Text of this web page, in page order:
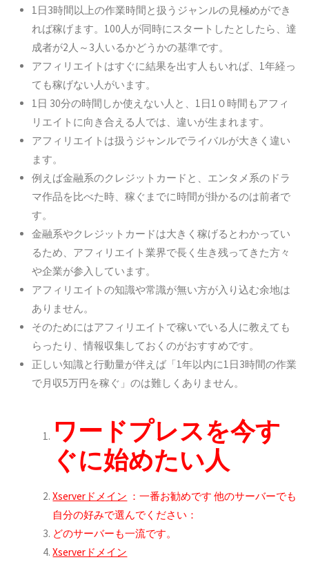
1日3時間以上の作業時間と扱うジャンルの見極めができ
れば稼げます。 100人が同時にスタートしたとしたら、達
成者が2人～3人いるかどうかの基準です。
アフィリエイトはすぐに結果を出す人もいれば、1年経っ
ても稼げない人がいます。
1日 30分の時間しか使えない人と、1日1０時間もアフィ
リエイトに向き合える人では、違いが生まれます。
アフィリエイトは扱うジャンルでライバルが大きく違い
ます。
例えば金融系のクレジットカードと、エンタメ系のドラ
マ作品を比べた時、稼ぐまでに時間が掛かるのは前者で
す。
金融系やクレジットカードは大きく稼げるとわかってい
るため、アフィリエイト業界で長く生き残ってきた方々
や企業が参入しています。
アフィリエイトの知識や常識が無い方が入り込む余地は
ありません。
そのためにはアフィリエイトで稼いでいる人に教えても
らったり、情報収集しておくのがおすすめです。
正しい知識と行動量が伴えば「1年以内に1日3時間の作業
で月収5万円を稼ぐ」のは難しくありません。
ワードプレスを今す
ぐに始めたい人
Xserverドメイン ：一番お勧めです他のサーバーでも
自分の好みで選んでください：
どのサーバーも一流です。
Xserverドメイン